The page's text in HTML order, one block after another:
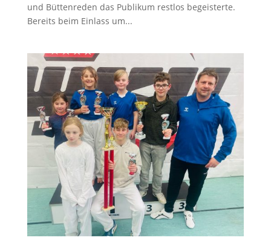
und Büttenreden das Publikum restlos begeisterte.
Bereits beim Einlass um...